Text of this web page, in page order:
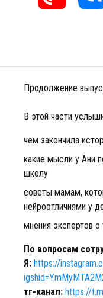
Продолжение
В этой части
чем закончила
какие мысли у Ани
школу
советы мамам,
нейроотличиями у
мнения экспертов
По вопросам
Я: https://
тг-канал: https://